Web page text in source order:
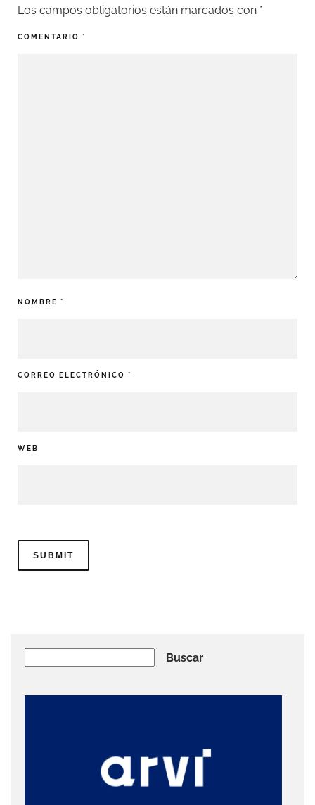
Los campos obligatorios están marcados con *
COMENTARIO *
NOMBRE *
CORREO ELECTRÓNICO *
WEB
Buscar